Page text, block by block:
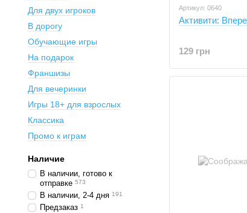
Артикул: 0640
Активити:
129 грн
Для двух игроков
В дорогу
Обучающие игры
На подарок
Франшизы
Для вечеринки
Игры 18+ для взрослых
Классика
Промо к играм
Наличие
В наличии, готово к
отправке 573
В наличии, 2-4 дня 191
Предзаказ 1